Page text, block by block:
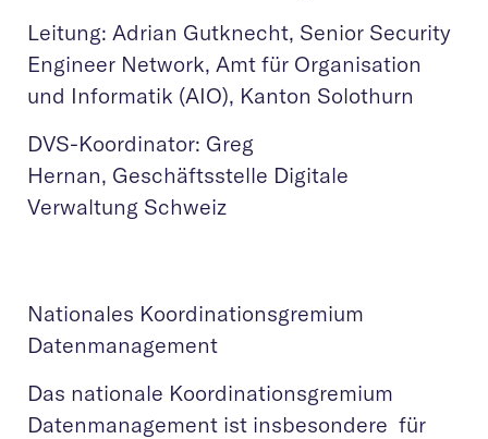
Leitung: Adrian Gutknecht, Senior Security
Engineer Network, Amt für Organisation
und Informatik (AIO), Kanton Solothurn
DVS-Koordinator: Greg
Hernan, Geschäftsstelle Digitale
Verwaltung Schweiz
Nationales Koordinationsgremium
Datenmanagement
Das nationale Koordinationsgremium
Datenmanagement ist insbesondere für